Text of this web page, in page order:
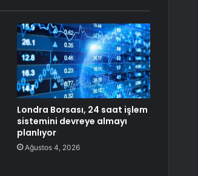
Londra Borsası, 24 saat işlem
sistemini devreye almayı
planlıyor
Ağustos 4, 2026